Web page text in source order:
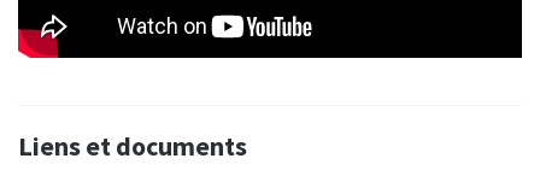
Liens et documents